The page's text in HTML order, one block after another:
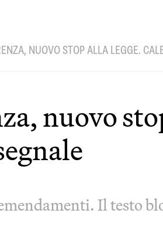
NUOVO STOP ALLA LEGGE.
nuovo
Il testo